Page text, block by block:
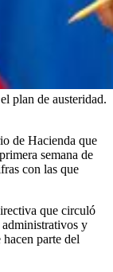
plan de austeridad.
de Hacienda que
semana de
con las que
que circuló
administrativos y
parte del